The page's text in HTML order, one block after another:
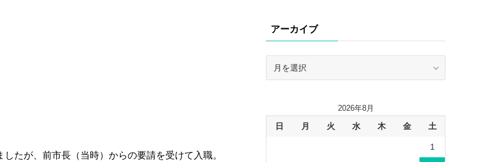
たが、前市長（当時）からの要請を受けて入職。
ーアーカイブ
2026年8月
日 月 火 水 木 金 土
1